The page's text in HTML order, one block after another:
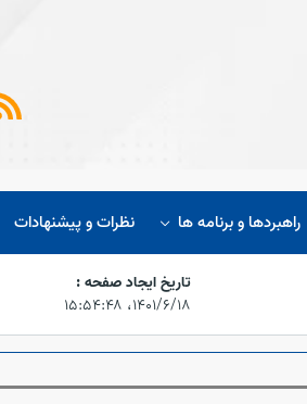
راهبردها و برنامه ها نظرات و پیشنهادات
تاریخ ایجاد صفحه :
۱۴۰۱/۶/۱۸،‏ ۱۵:۵۴:۴۸